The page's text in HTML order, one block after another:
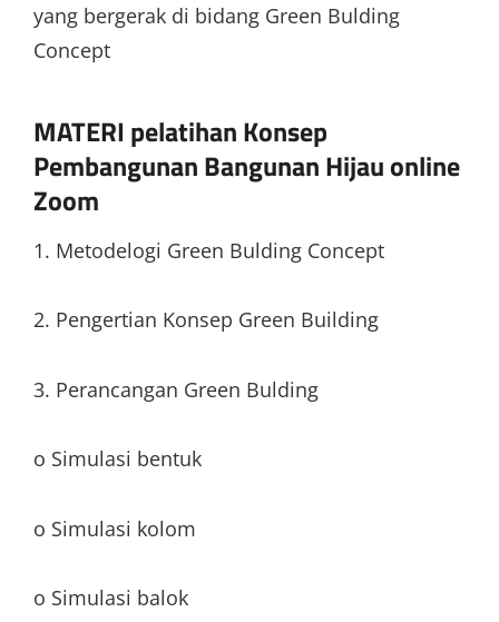
yang bergerak di bidang Green Bulding
Concept
MATERI pelatihan Konsep
Pembangunan Bangunan Hijau online
Zoom
1. Metodelogi Green Bulding Concept
2. Pengertian Konsep Green Building
3. Perancangan Green Bulding
o Simulasi bentuk
o Simulasi kolom
o Simulasi balok